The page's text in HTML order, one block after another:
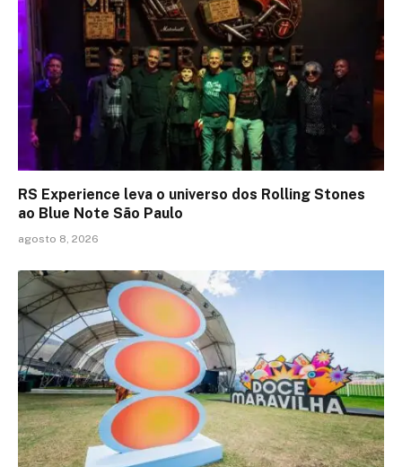
RS Experience leva o universo dos Rolling Stones
ao Blue Note São Paulo
agosto 8, 2026